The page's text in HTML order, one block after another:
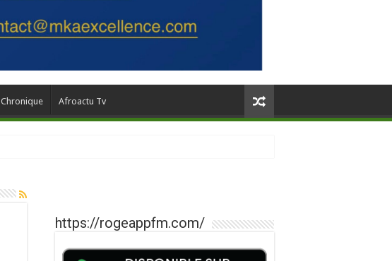
Chronique Afroactu Tv
https://rogeappfm.com/